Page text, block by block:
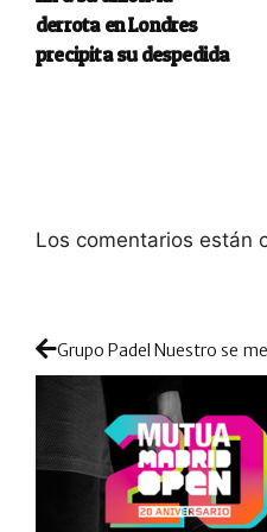
derrota en Londres
precipita su despedida
Los comentarios están